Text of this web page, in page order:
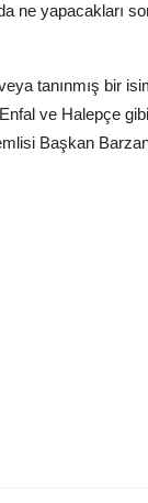
ne yapacakları
tanınmış bir
ve Halepçe
Başkan